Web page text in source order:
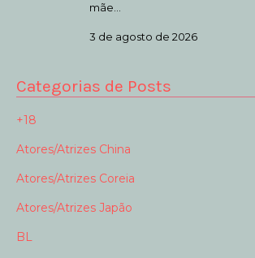
mãe…
3 de agosto de 2026
Categorias de Posts
+18
Atores/Atrizes China
Atores/Atrizes Coreia
Atores/Atrizes Japão
BL